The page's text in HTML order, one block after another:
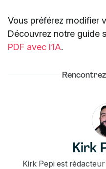
Vous préférez modifier
Découvrez notre guide
PDF avec l’IA.
Kirk
Kirk Pepi est